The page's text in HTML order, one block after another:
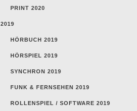
PRINT 2020
2019
HÖRBUCH 2019
HÖRSPIEL 2019
SYNCHRON 2019
FUNK & FERNSEHEN 2019
ROLLENSPIEL / SOFTWARE 2019